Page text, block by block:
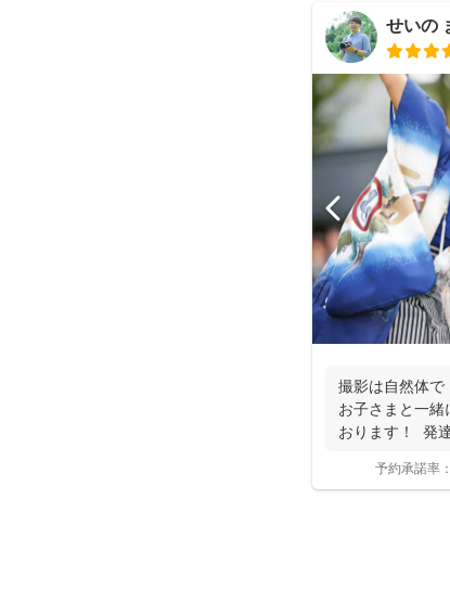
せいの
撮影は自然体
お子さまと一緒
おります！ 発
予約承諾率：